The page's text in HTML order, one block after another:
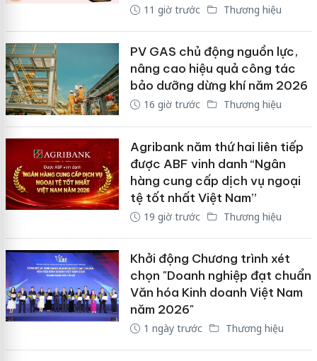
11 giờ trước Thương hiệu
PV GAS chủ động nguồn lực,
nâng cao hiệu quả công tác
bảo dưỡng dừng khí năm 2026
16 giờ trước Thương hiệu
Agribank năm thứ hai liên tiếp
được ABF vinh danh “Ngân
hàng cung cấp dịch vụ ngoại
tệ tốt nhất Việt Nam”
19 giờ trước Thương hiệu
Khởi động Chương trình xét
chọn "Doanh nghiệp đạt chuẩn
Văn hóa Kinh doanh Việt Nam
năm 2026"
1 ngày trước Thương hiệu